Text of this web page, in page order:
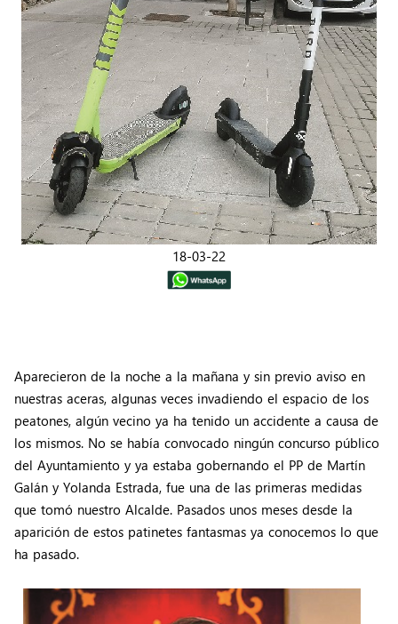
18-03-22
Aparecieron de la noche a la mañana y sin previo aviso en
nuestras aceras, algunas veces invadiendo el espacio de los
peatones, algún vecino ya ha tenido un accidente a causa de
los mismos. No se había convocado ningún concurso público
del Ayuntamiento y ya estaba gobernando el PP de Martín
Galán y Yolanda Estrada, fue una de las primeras medidas
que tomó nuestro Alcalde. Pasados unos meses desde la
aparición de estos patinetes fantasmas ya conocemos lo que
ha pasado.